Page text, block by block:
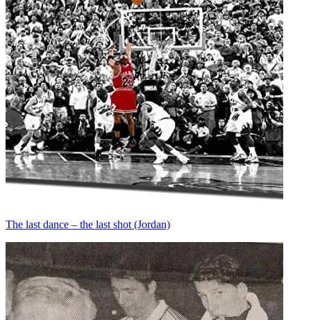
The last dance – the last shot (Jordan)